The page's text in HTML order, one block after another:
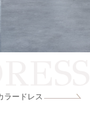
ラードレス